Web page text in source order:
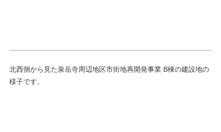
北西側から見た泉岳寺周辺地区市街地再開発事業 B棟の建設地の
様子です。